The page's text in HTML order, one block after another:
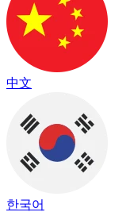
中文
한국어